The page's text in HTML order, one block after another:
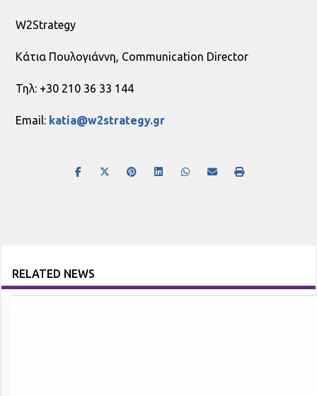
W2Strategy
Κάτια Πουλογιάννη, Communication Director
Τηλ: +30 210 36 33 144
Email: katia@w2strategy.gr
RELATED NEWS